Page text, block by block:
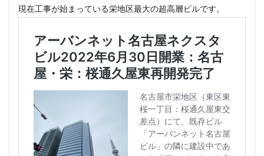
現在工事が始まっている栄地区最大の超高層ビルです。